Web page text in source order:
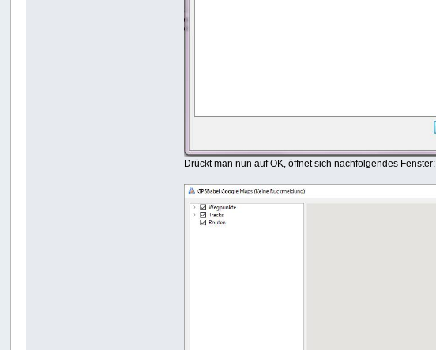
Drückt man nun auf OK, öffnet sich nachfolgendes Fenster: